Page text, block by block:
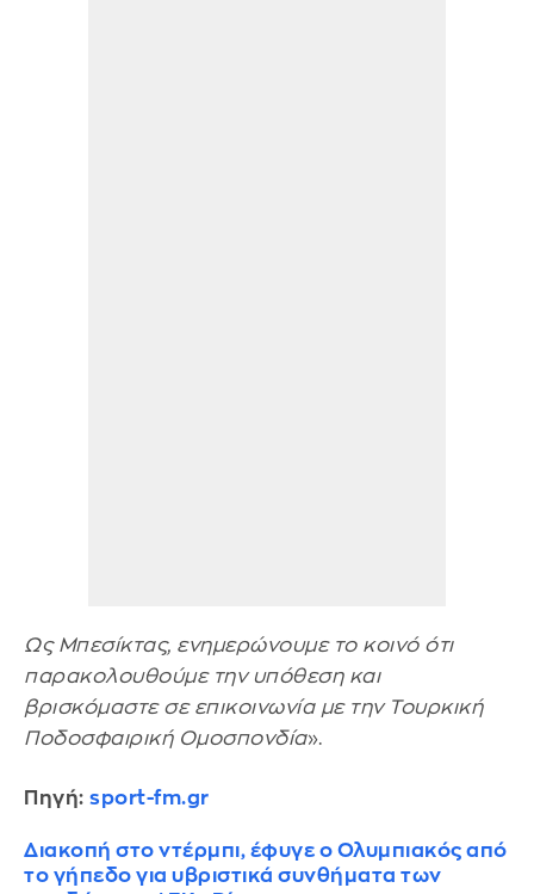
Ως Μπεσίκτας, ενημερώνουμε το κοινό ότι
παρακολουθούμε την υπόθεση και
βρισκόμαστε σε επικοινωνία με την Τουρκική
Ποδοσφαιρική Ομοσπονδία».
Πηγή: sport-fm.gr
Διακοπή στο ντέρμπι, έφυγε ο Ολυμπιακός από
το γήπεδο για υβριστικά συνθήματα των